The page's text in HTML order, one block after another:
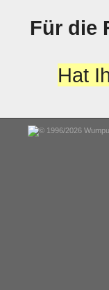
Für die
Hat
© 1996/2026